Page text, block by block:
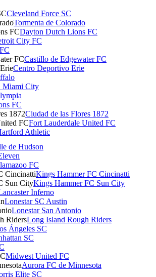
Cleveland Force SC
Tormenta de Colorado
Dayton Dutch Lions FC
City FC
Castillo de Edgewater FC
Centro Deportivo Erie
Miami City
FC
Ciudad de las Flores 1872
Fort Lauderdale United FC
Athletic
de Hudson
FC
Kings Hammer FC Cincinatti
Kings Hammer FC Sun City
Inferno
Lonestar SC Austin
Lonestar San Antonio
Long Island Rough Riders
Ángeles SC
SC
Midwest United FC
Aurora FC de Minnesota
Elite SC